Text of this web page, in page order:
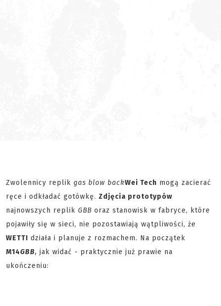
Zwolennicy replik gas blow backWei Tech mogą zacierać
ręce i odkładać gotówkę. Zdjęcia prototypów
najnowszych replik GBB oraz stanowisk w fabryce, które
pojawiły się w sieci, nie pozostawiają wątpliwości, że
WETTI działa i planuje z rozmachem. Na początek
M14GBB, jak widać - praktycznie już prawie na
ukończeniu: